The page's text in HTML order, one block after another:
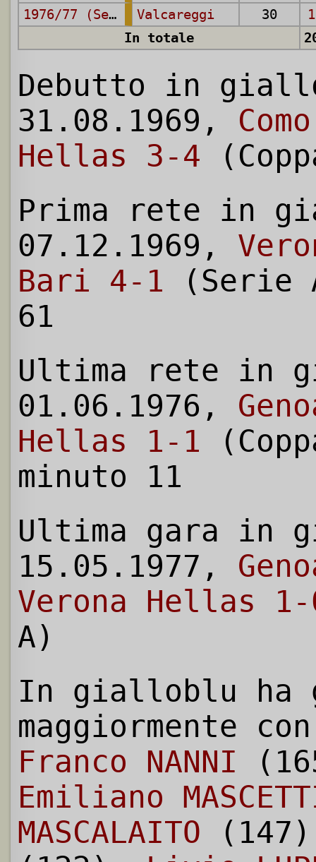
1976/77 (Serie A)
Valcareggi 30
In totale
Debutto in
31.08.1969,
Hellas 3-4
Prima rete in
07.12.1969,
Bari 4-1 (Serie
61
Ultima rete in
01.06.1976,
Hellas 1-1
minuto 11
Ultima gara in
15.05.1977,
Verona Hellas 1-
A)
In gialloblu ha
maggiormente
Franco NANNI
Emiliano
MASCALAITO